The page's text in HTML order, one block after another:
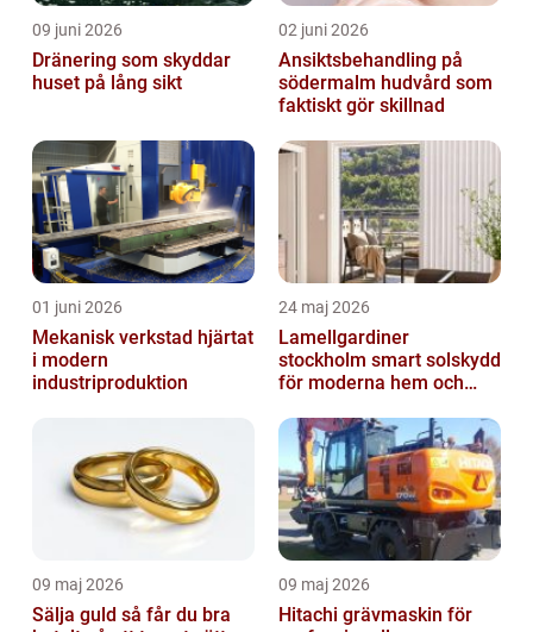
09 juni 2026
Dränering som skyddar
huset på lång sikt
02 juni 2026
Ansiktsbehandling på
södermalm hudvård som
faktiskt gör skillnad
01 juni 2026
Mekanisk verkstad hjärtat
i modern
industriproduktion
24 maj 2026
Lamellgardiner
stockholm smart solskydd
för moderna hem och
09 maj 2026
Sälja guld så får du bra
09 maj 2026
Hitachi grävmaskin för